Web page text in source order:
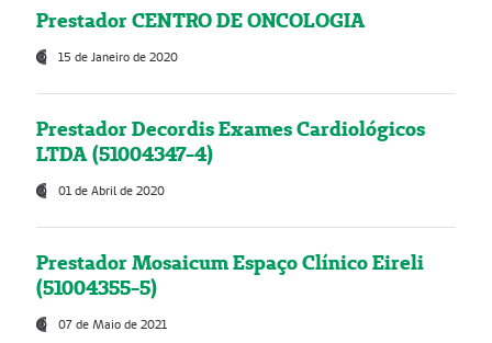
Prestador CENTRO DE ONCOLOGIA
15 de Janeiro de 2020
Prestador Decordis Exames Cardiológicos
LTDA (51004347-4)
01 de Abril de 2020
Prestador Mosaicum Espaço Clínico Eireli
(51004355-5)
07 de Maio de 2021